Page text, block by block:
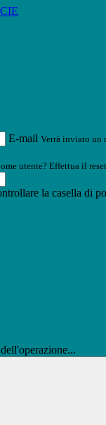
E-mail Verrà inviato un
utente? Effettua il
la casella di